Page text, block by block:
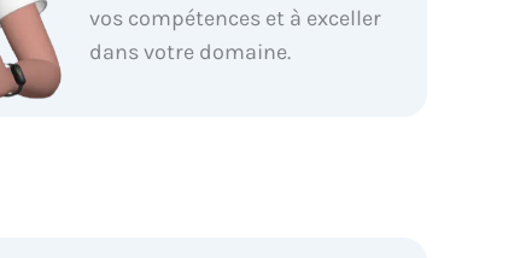
vos compétences et à exceller
dans votre domaine.